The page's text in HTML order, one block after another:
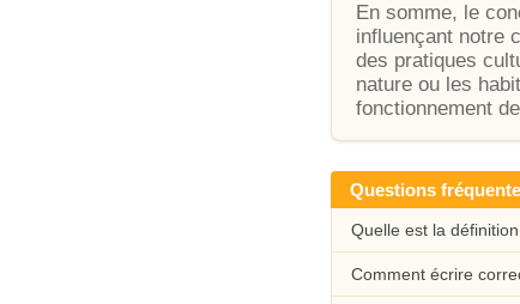
En somme, le
influençant notre
des pratiques
nature ou les
fonctionnement
Questions
Quelle est la
Comment écrire